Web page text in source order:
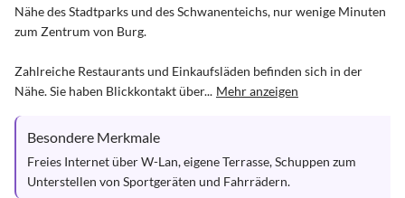
Nähe des Stadtparks und des Schwanenteichs, nur wenige Minuten
zum Zentrum von Burg.
Zahlreiche Restaurants und Einkaufsläden befinden sich in der
Nähe. Sie haben Blickkontakt über... Mehr anzeigen
Besondere Merkmale
Freies Internet über W-Lan, eigene Terrasse, Schuppen zum
Unterstellen von Sportgeräten und Fahrrädern.